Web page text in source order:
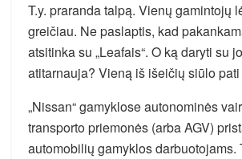
T.y. praranda talpą. Vienų gamintojų
greičiau. Ne paslaptis, kad
atsitinka su „Leafais“. O ką daryti su
atitarnauja? Vieną iš išeičių siūlo pati
„Nissan“ gamyklose autonominės
transporto priemonės (arba AGV)
automobilių gamyklos darbuotojams.